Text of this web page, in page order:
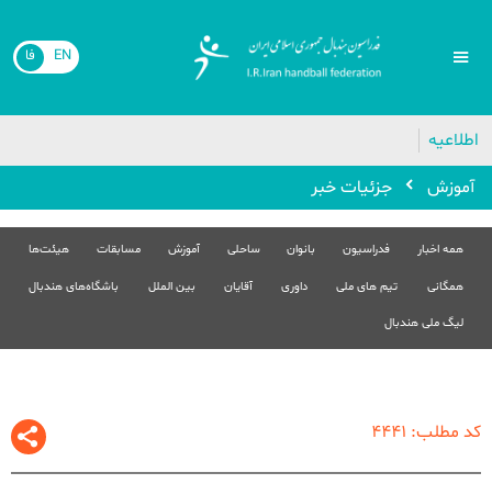
EN فا
اطلاعیه
🔴
آموزش
جزئیات خبر
همه اخبار فدراسیون بانوان ساحلی آموزش مسابقات هیئت‌ها
همگانی تیم های ملی داوری آقایان بین الملل باشگاه‌های هندبال
لیگ ملی هندبال
کد مطلب: 4441